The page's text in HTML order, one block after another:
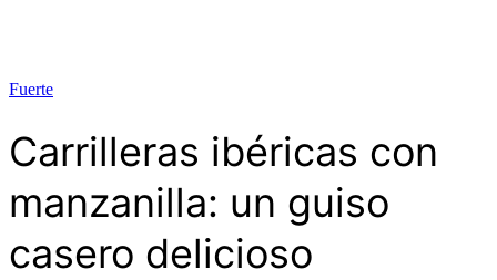
Fuerte
Carrilleras ibéricas con
manzanilla: un guiso
casero delicioso